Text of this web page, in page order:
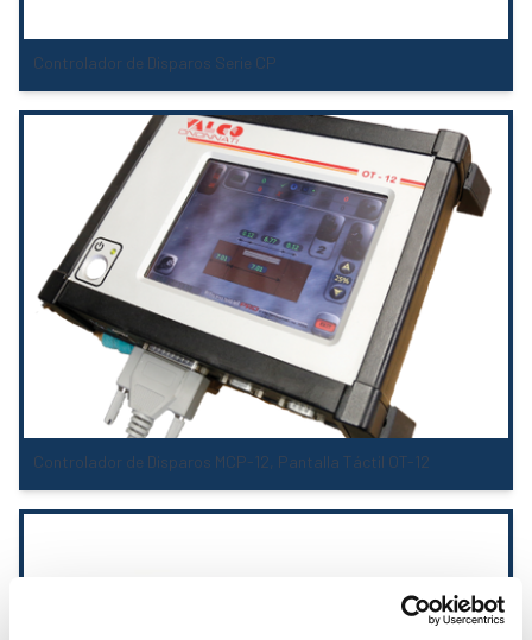
Controlador de Disparos Serie CP
Controlador de Disparos MCP-12, Pantalla Táctil OT-12